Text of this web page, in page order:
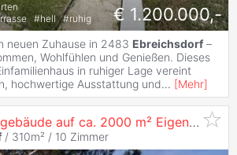
#hell #ruhig € 1.200.000,-
neuen Zuhause in 2483 Ebreichsdorf –
Wohlfühlen und Genießen. Dieses
in ruhiger Lage vereint
hochwertige Ausstattung und... [Mehr]
Villa mit Betriebsgebäude auf ca. 2000 m² Eigengrund in
/ 310m² / 10 Zimmer